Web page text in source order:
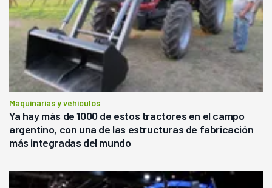
Maquinarias y vehículos
Ya hay más de 1000 de estos tractores en el campo
argentino, con una de las estructuras de fabricación
más integradas del mundo